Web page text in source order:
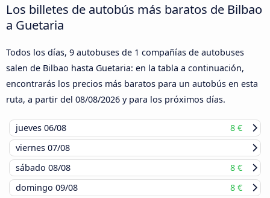
Los billetes de autobús más baratos de Bilbao
a Guetaria
Todos los días, 9 autobuses de 1 compañías de autobuses
salen de Bilbao hasta Guetaria: en la tabla a continuación,
encontrarás los precios más baratos para un autobús en esta
ruta, a partir del 08/08/2026 y para los próximos días.
jueves 06/08
8 €
viernes 07/08
sábado 08/08
8 €
domingo 09/08
8 €